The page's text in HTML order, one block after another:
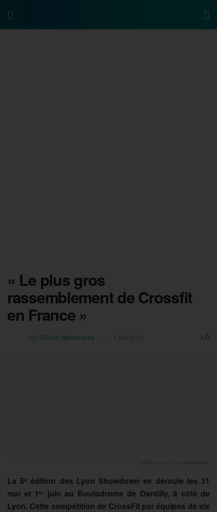
« Le plus gros
rassemblement de Crossfit
en France »
Olivier Navarranne AA
La 5e édition des Lyon Showdown se déroule les 31
mai et 1 er
juin au Boulodrome de Dardilly, à côté de
Lyon. Cette compétition de CrossFit par équipes de six